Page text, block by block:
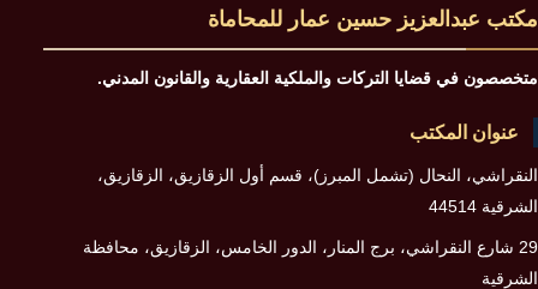
مكتب عبدالعزيز حسين عمار للمحاماة
متخصصون في قضايا التركات والملكية العقارية والقانون المدني.
عنوان المكتب
النقراشي، النحال (تشمل المبرز)، قسم أول الزقازيق، الزقازيق،
الشرقية 44514
29 شارع النقراشي، برج المنار، الدور الخامس، الزقازيق، محافظة
الشرقية